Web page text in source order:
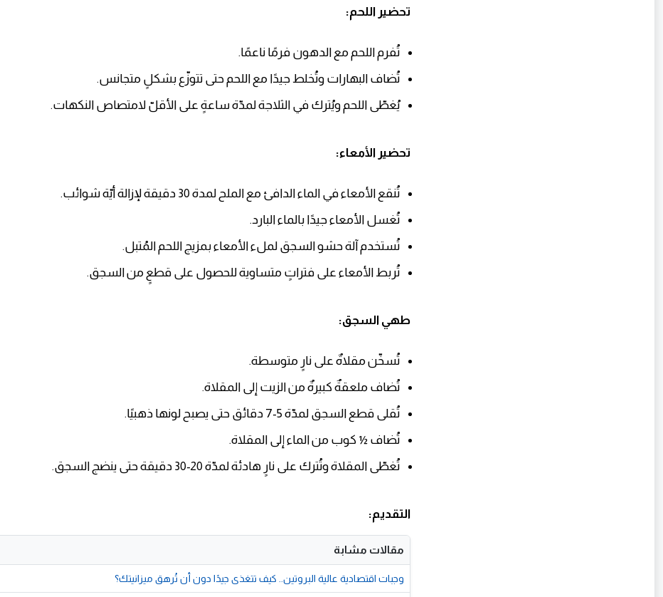
تحضير اللحم:
تُفرم اللحم مع الدهون فرمًا ناعمًا.
تُضاف البهارات وتُخلط جيدًا مع اللحم حتى تتوزّع بشكلٍ متجانس.
يُغطّى اللحم ويُترك في الثلاجة لمدّة ساعةٍ على الأقلّ لامتصاص النكهات.
تحضير الأمعاء:
تُنقع الأمعاء في الماء الدافئ مع الملح لمدة 30 دقيقة لإزالة أيّة شوائب.
تُغسل الأمعاء جيدًا بالماء البارد.
تُستخدم آلة حشو السجق لملء الأمعاء بمزيج اللحم المُتبل.
تُربط الأمعاء على فتراتٍ متساوية للحصول على قطعٍ من السجق.
طهي السجق:
تُسخّن مقلاةٌ على نارٍ متوسطة.
تُضاف ملعقةٌ كبيرةٌ من الزيت إلى المقلاة.
تُقلى قطع السجق لمدّة 5-7 دقائق حتى يصبح لونها ذهبيًا.
تُضاف ½ كوب من الماء إلى المقلاة.
تُغطّى المقلاة وتُترك على نارٍ هادئة لمدّة 20-30 دقيقة حتى ينضج السجق.
التقديم:
مقالات مشابة
وجبات اقتصادية عالية البروتين.. كيف تتغذى جيدًا دون أن تُرهق ميزانيتك؟